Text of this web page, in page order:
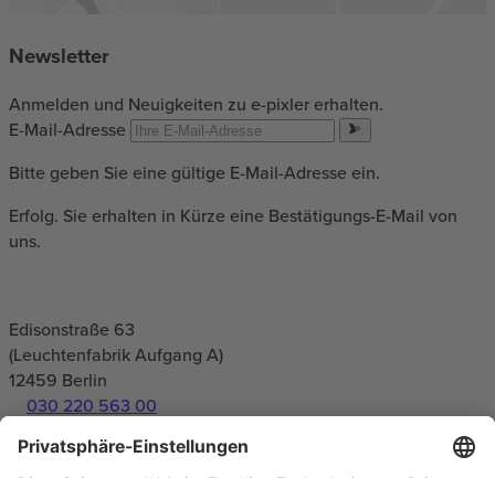
Newsletter
Anmelden und Neuigkeiten zu e-pixler erhalten.
E-Mail-Adresse
Bitte geben Sie eine gültige E-Mail-Adresse ein.
Erfolg. Sie erhalten in Kürze eine Bestätigungs-E-Mail von
uns.
Edisonstraße 63
(Leuchtenfabrik Aufgang A)
12459 Berlin
030 220 563 00
info(at)e-pixler.com